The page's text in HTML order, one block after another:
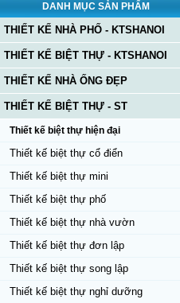
DANH MỤC SẢN PHẨM
THIẾT KẾ NHÀ PHỐ - KTSHANOI
THIẾT KẾ BIỆT THỰ - KTSHANOI
THIẾT KẾ NHÀ ỐNG ĐẸP
THIẾT KẾ BIỆT THỰ - ST
Thiết kế biệt thự hiện đại
Thiết kế biệt thự cổ điển
Thiết kế biệt thự mini
Thiết kế biệt thự phố
Thiết kế biệt thự nhà vườn
Thiết kế biệt thự đơn lập
Thiết kế biệt thự song lập
Thiết kế biệt thự nghỉ dưỡng